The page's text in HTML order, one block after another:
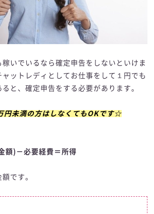
いでいるなら確定申告をしないといけま
ットレディとしてお仕事をして１円でも
と、確定申告をする必要があります。
円未満の方はしなくてもOKです☆
額)－必要経費＝所得
です。